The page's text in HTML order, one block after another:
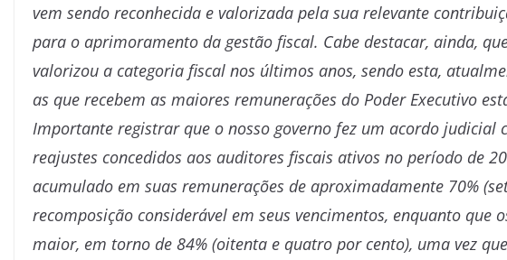
vem sendo reconhecida e valorizada pela sua relevante
para o aprimoramento da gestão fiscal. Cabe destacar, ainda,
valorizou a categoria fiscal nos últimos anos, sendo esta,
as que recebem as maiores remunerações do Poder Executivo
Importante registrar que o nosso governo fez um acordo judicial
reajustes concedidos aos auditores fiscais ativos no período de
acumulado em suas remunerações de aproximadamente 70%
recomposição considerável em seus vencimentos, enquanto
maior, em torno de 84% (oitenta e quatro por cento), uma vez